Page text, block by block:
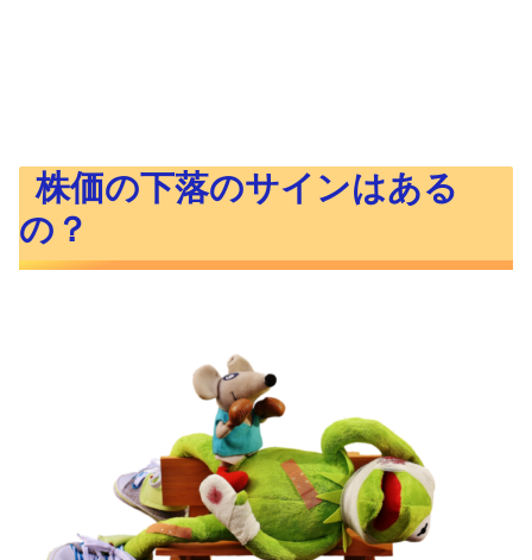
株価の下落のサインはある
の？